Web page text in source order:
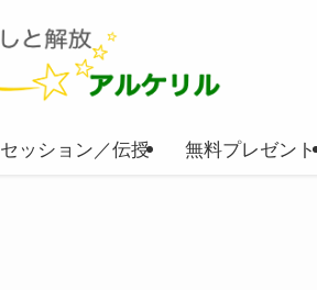
セッション／伝授 無料プレゼント